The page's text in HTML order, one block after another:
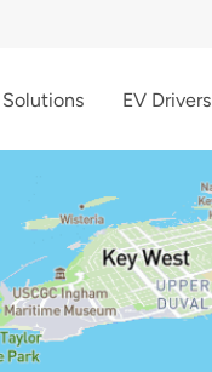
Solutions EV Drivers